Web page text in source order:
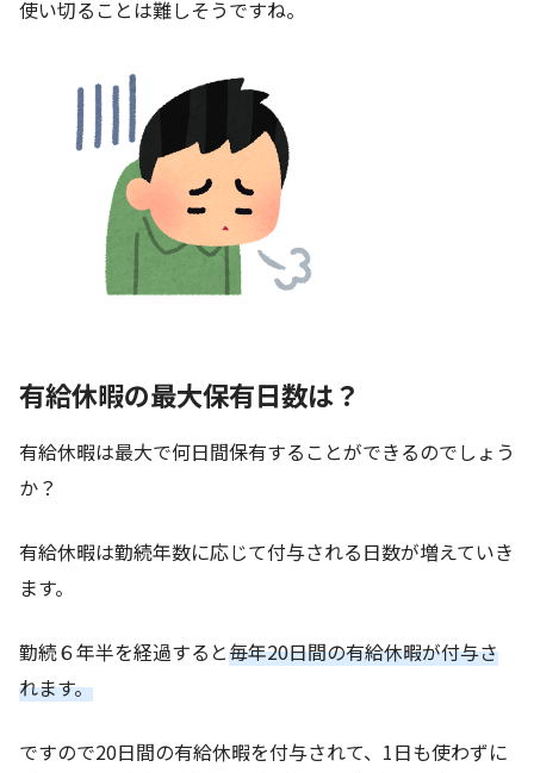
使い切ることは難しそうですね。
有給休暇の最大保有日数は？
有給休暇は最大で何日間保有することができるのでしょう
か？
有給休暇は勤続年数に応じて付与される日数が増えていき
ます。
勤続６年半を経過すると毎年20日間の有給休暇が付与さ
れます。
ですので20日間の有給休暇を付与されて、1日も使わずに